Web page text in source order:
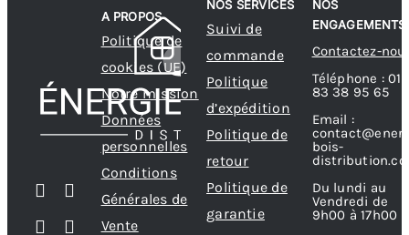
A PROPOS
Politique de
cookies (UE)
Notre mission
Données
personnelles
Conditions
Générales de
Vente
NOS SERVICES
Suivi de
commande
Politique
d’expédition
Politique de
retour
Politique de
garantie
NOS
ENGAGEMENTS
Contactez-
Téléphone : 01
83 38 95 65
Email :
bois-
Du lundi au
Vendredi de
9h00 à 17h00